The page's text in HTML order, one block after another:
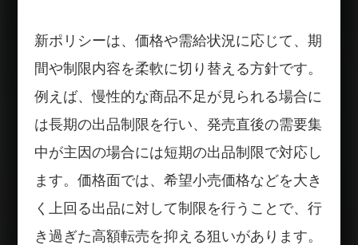
新ポリシーは、価格や需給状況に応じて、期
間や制限内容を柔軟に切り替える方針です。
例えば、慢性的な商品不足が見られる場合に
は長期の出品制限を行い、発売直後の需要集
中が主因の場合には短期の出品制限で対応し
ます。価格面では、希望小売価格などを大き
く上回る出品に対して制限を行うことで、行
き過ぎた高額転売を抑える狙いがあります。